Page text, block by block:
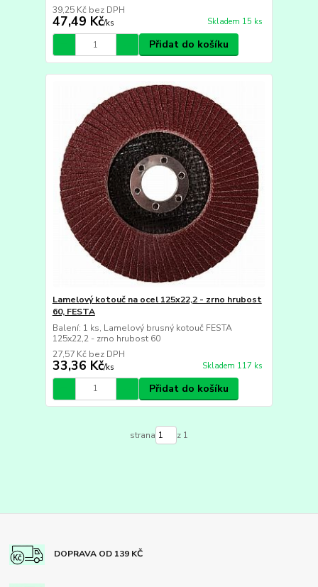
47,49 Kč/ks
39,25 Kč bez DPH
Skladem 15 ks
Přidat do košíku
Lamelový kotouč na ocel 125x22,2 - zrno hrubost
60, FESTA
Balení: 1 ks, Lamelový brusný kotouč FESTA
125x22,2 - zrno hrubost 60
33,36 Kč/ks
27,57 Kč bez DPH
Skladem 117 ks
Přidat do košíku
strana z 1
DOPRAVA OD 139 KČ